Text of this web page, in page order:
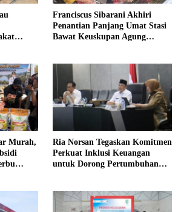
Franciscus Sibarani Akhiri
Penantian Panjang Umat Stasi
Bawat Keuskupan Agung
Murah,
Ria Norsan Tegaskan Komitmen
Perkuat Inklusi Keuangan
untuk Dorong Pertumbuhan